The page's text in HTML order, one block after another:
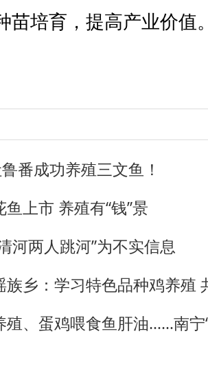
苗培育，提高产业价值
番成功养殖三文鱼！
上市 养殖有“钱”景
河两人跳河”为不实信息
族乡：学习特色品种鸡养殖
殖、蛋鸡喂食鱼肝油……南宁